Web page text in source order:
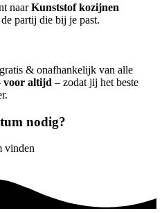
naarKunststof kozijnen
partij die bij je past.
& onafhankelijk van alle
voor altijd – zodat jij het beste
nodig?
vinden